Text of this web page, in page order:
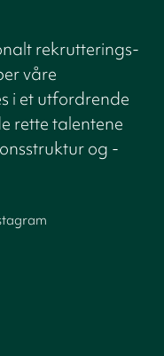
rekrutterings-
våre
i et utfordrende
rette talentene
og -